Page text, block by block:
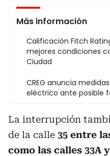
Más información
Calificación Fitch
mejores condiciones
Ciudad
CREG anuncia
eléctrico ante posible
La interrupción
de la calle 35 entre
como las calles 33A